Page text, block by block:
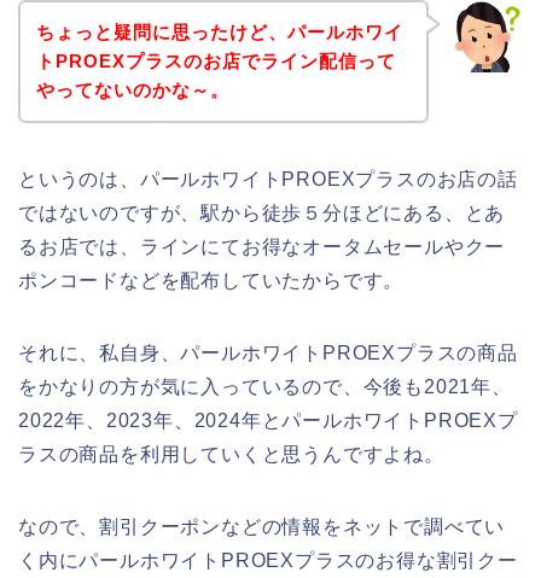
ちょっと疑問に思ったけど、パールホワイ
トPROEXプラスのお店でライン配信って
やってないのかな～。
というのは、パールホワイトPROEXプラスのお店の話
ではないのですが、駅から徒歩５分ほどにある、とあ
るお店では、ラインにてお得なオータムセールやクー
ポンコードなどを配布していたからです。
それに、私自身、パールホワイトPROEXプラスの商品
をかなりの方が気に入っているので、今後も2021年、
2022年、2023年、2024年とパールホワイトPROEXプ
ラスの商品を利用していくと思うんですよね。
なので、割引クーポンなどの情報をネットで調べてい
く内にパールホワイトPROEXプラスのお得な割引クー